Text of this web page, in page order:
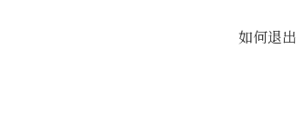
如何退